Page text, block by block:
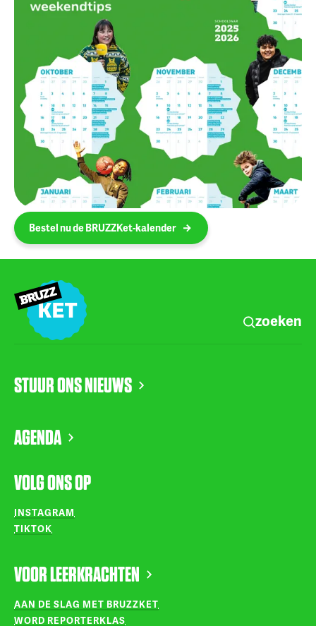
Bestel nu de BRUZZKet-kalender
zoeken
STUUR ONS NIEUWS
AGENDA
VOLG ONS OP
INSTAGRAM
TIKTOK
VOOR LEERKRACHTEN
AAN DE SLAG MET BRUZZKET
WORD REPORTERKLAS